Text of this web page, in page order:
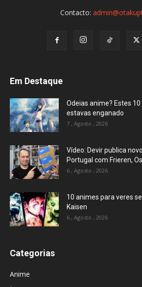
Contacto:
Em Destaque
Odeias anime? Estes
estavas enganado
7 , Agosto , 2026
Vídeo: Devir publica
Portugal com Frieren,
6 , Agosto , 2026
10 animes para veres
Kaisen
6 , Agosto , 2026
Categorias
Anime